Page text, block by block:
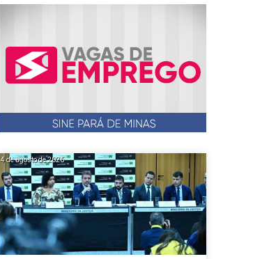
4 de agosto de 2026